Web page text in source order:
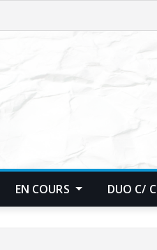
EN COURS DUO C/ C